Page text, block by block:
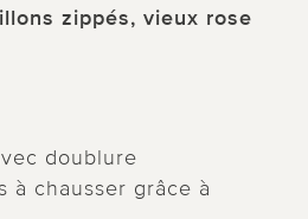
zippés, vieux rose
doublure
à chausser grâce à